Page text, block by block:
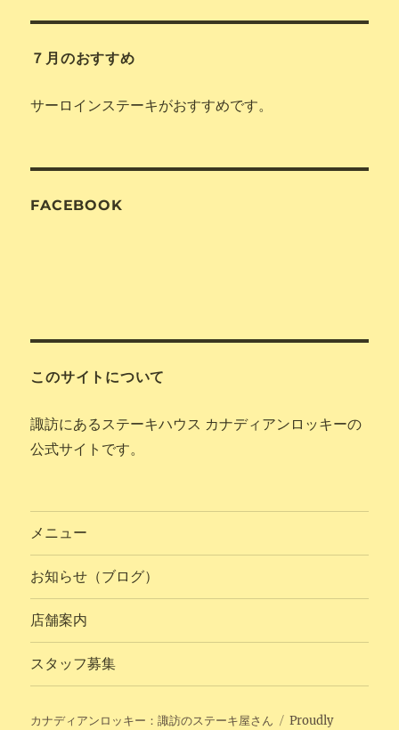
７月のおすすめ
サーロインステーキがおすすめです。
FACEBOOK
このサイトについて
諏訪にあるステーキハウス カナディアンロッキーの
公式サイトです。
メニュー
お知らせ（ブログ）
店舗案内
スタッフ募集
カナディアンロッキー：諏訪のステーキ屋さん Proudly